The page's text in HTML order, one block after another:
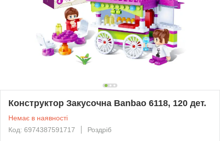
Конструктор Закусочна Banbao 6118, 120 дет.
Немає в наявності
Код: 6974387591717
Роздріб